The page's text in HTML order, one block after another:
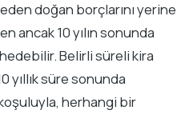
doğan borçlarını yerine
ancak 10 yılın sonunda
Belirli süreli kira
yıllık süre sonunda
herhangi bir